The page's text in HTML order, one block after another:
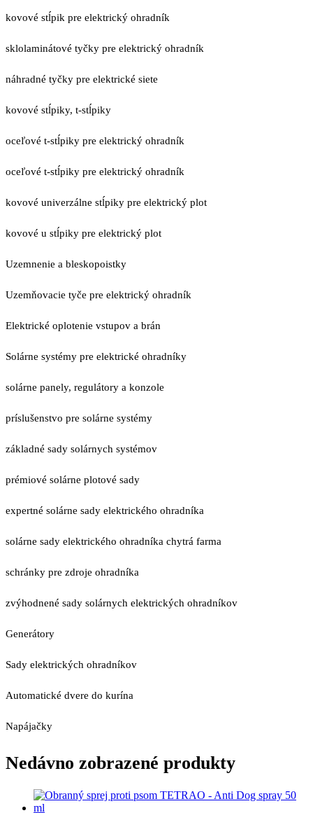
kovové stĺpik pre elektrický ohradník
sklolaminátové tyčky pre elektrický ohradník
náhradné tyčky pre elektrické siete
kovové stĺpiky, t-stĺpiky
oceľové t-stĺpiky pre elektrický ohradník
oceľové t-stĺpiky pre elektrický ohradník
kovové univerzálne stĺpiky pre elektrický plot
kovové u stĺpiky pre elektrický plot
Uzemnenie a bleskopoistky
Uzemňovacie tyče pre elektrický ohradník
Elektrické oplotenie vstupov a brán
Solárne systémy pre elektrické ohradníky
solárne panely, regulátory a konzole
príslušenstvo pre solárne systémy
základné sady solárnych systémov
prémiové solárne plotové sady
expertné solárne sady elektrického ohradníka
solárne sady elektrického ohradníka chytrá farma
schránky pre zdroje ohradníka
zvýhodnené sady solárnych elektrických ohradníkov
Generátory
Sady elektrických ohradníkov
Automatické dvere do kurína
Napájačky
Nedávno zobrazené produkty